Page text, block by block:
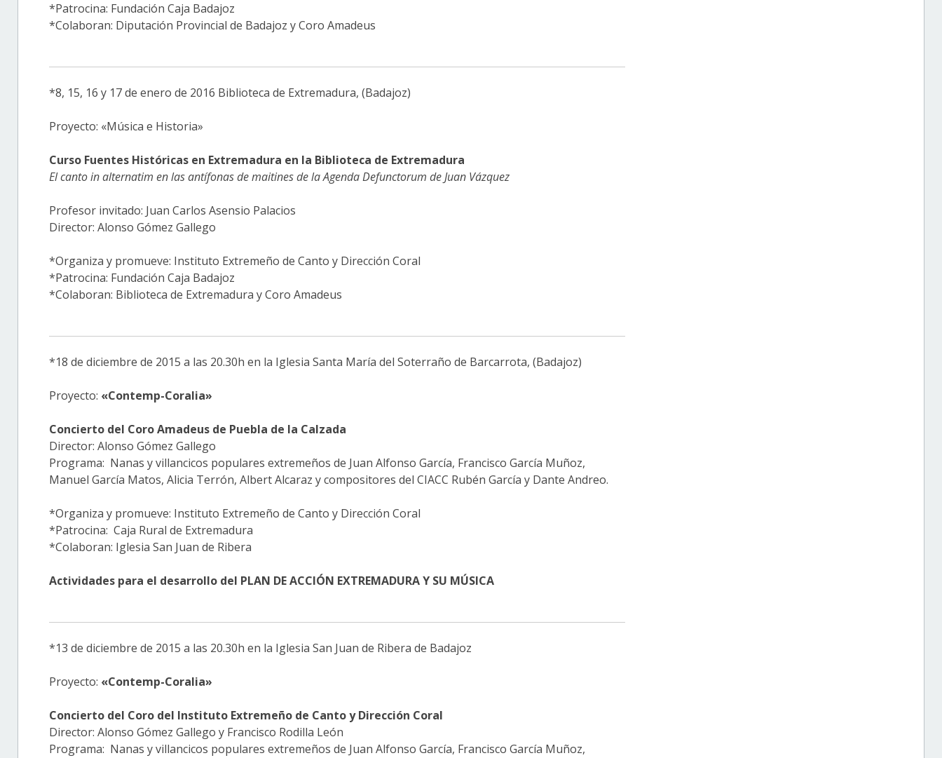
*Patrocina: Fundación Caja Badajoz
*Colaboran: Diputación Provincial de Badajoz y Coro Amadeus
*8, 15, 16 y 17 de enero de 2016 Biblioteca de Extremadura, (Badajoz)
Proyecto: «Música e Historia»
Curso Fuentes Históricas en Extremadura en la Biblioteca de Extremadura
El canto in alternatim en las antífonas de maitines de la Agenda Defunctorum de Juan Vázquez
Profesor invitado: Juan Carlos Asensio Palacios
Director: Alonso Gómez Gallego
*Organiza y promueve: Instituto Extremeño de Canto y Dirección Coral
*Patrocina: Fundación Caja Badajoz
*Colaboran: Biblioteca de Extremadura y Coro Amadeus
*18 de diciembre de 2015 a las 20.30h en la Iglesia Santa María del Soterraño de Barcarrota, (Badajoz)
Proyecto: «Contemp-Coralia»
Concierto del Coro Amadeus de Puebla de la Calzada
Director: Alonso Gómez Gallego
Programa: Nanas y villancicos populares extremeños de Juan Alfonso García, Francisco García Muñoz,
Manuel García Matos, Alicia Terrón, Albert Alcaraz y compositores del CIACC Rubén García y Dante Andreo.
*Organiza y promueve: Instituto Extremeño de Canto y Dirección Coral
*Patrocina: Caja Rural de Extremadura
*Colaboran: Iglesia San Juan de Ribera
Actividades para el desarrollo del PLAN DE ACCIÓN EXTREMADURA Y SU MÚSICA
*13 de diciembre de 2015 a las 20.30h en la Iglesia San Juan de Ribera de Badajoz
Proyecto: «Contemp-Coralia»
Concierto del Coro del Instituto Extremeño de Canto y Dirección Coral
Director: Alonso Gómez Gallego y Francisco Rodilla León
Programa: Nanas y villancicos populares extremeños de Juan Alfonso García, Francisco García Muñoz,